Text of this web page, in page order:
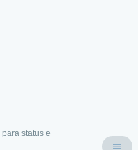
status e